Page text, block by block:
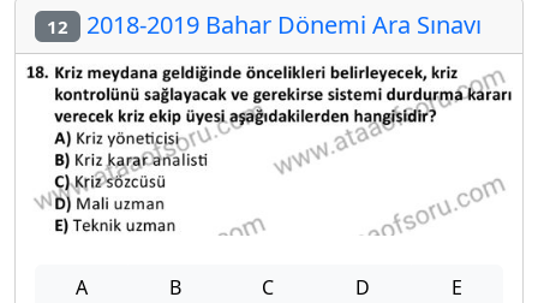
12 2018-2019 Bahar Dönemi Ara Sınavı
A B C D E